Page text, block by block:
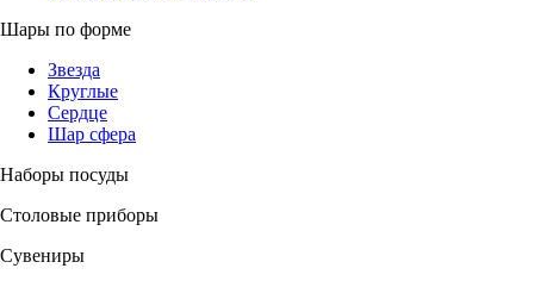
Шары по форме
Звезда
Круглые
Сердце
Шар сфера
Наборы посуды
Столовые приборы
Сувениры